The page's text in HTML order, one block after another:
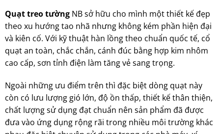
Quạt treo tườngNB sở hữu cho mình một thiết kế đẹp
theo xu hướng tao nhã nhưng không kém phần hiện đại
và kiên cố. Với kỹ thuật hàn lồng theo chuẩn quốc tế, cổ
quạt an toàn, chắc chắn, cánh đúc bằng hợp kim nhôm
cao cấp, sơn tỉnh điện làm tăng vẻ sang trọng.
Ngoài những ưu điểm trên thì đặc biệt dòng quạt này
còn có lưu lượng gió lớn, độ ồn thấp, thiết kế thân thiện,
chất lượng sử dụng đạt chuẩn nên sản phẩm đã được
đưa vào ứng dụng rộng rãi trong nhiều môi trường khác